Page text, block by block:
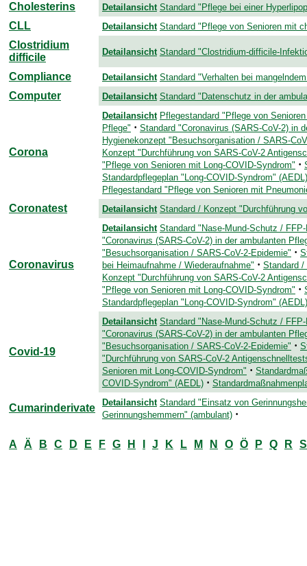
Cholesterins Detailansicht Standard "Pflege bei einer
CLL Detailansicht Standard "Pflege von Senioren mit
Clostridium
difficile
Detailansicht Standard "Clostridium-difficile-
Compliance Detailansicht Standard "Verhalten bei
Computer Detailansicht Standard "Datenschutz in der
Corona
Detailansicht Pflegestandard "Pflege von
Pflege" · Standard "Coronavirus (SARS-CoV-2) in
Hygienekonzept "Besuchsorganisation / SARS-
Konzept "Durchführung von SARS-CoV-2
"Pflege von Senioren mit Long-COVID-Syndrom" ·
Standardpflegeplan "Long-COVID-Syndrom" (AEDL)
Pflegestandard "Pflege von Senioren mit
Coronatest Detailansicht Standard / Konzept "Durchführung
Coronavirus
Detailansicht Standard "Nase-Mund-Schutz /
"Coronavirus (SARS-CoV-2) in der ambulanten
"Besuchsorganisation / SARS-CoV-2-Epidemie" ·
bei Heimaufnahme / Wiederaufnahme" · Standard /
Konzept "Durchführung von SARS-CoV-2
"Pflege von Senioren mit Long-COVID-Syndrom" ·
Standardpflegeplan "Long-COVID-Syndrom" (AEDL)
Covid-19
Detailansicht Standard "Nase-Mund-Schutz /
"Coronavirus (SARS-CoV-2) in der ambulanten
"Besuchsorganisation / SARS-CoV-2-Epidemie" ·
"Durchführung von SARS-CoV-2
Senioren mit Long-COVID-Syndrom" ·
COVID-Syndrom" (AEDL) ·
Cumarinderivate Detailansicht Standard "Einsatz von
Gerinnungshemmern" (ambulant) ·
A Ä B C D E F G H J K L M N O Ö P Q R S